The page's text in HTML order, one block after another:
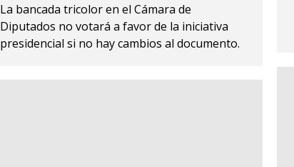
La bancada tricolor en el Cámara de
Diputados no votará a favor de la iniciativa
presidencial si no hay cambios al documento.